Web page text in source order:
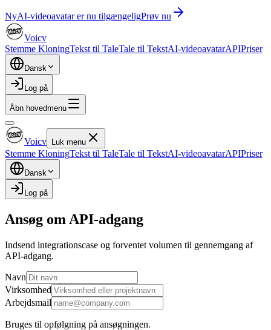
NyAI-videoavatar er nu tilgængeligPrøv nu
Voicv
Stemme KloningTekst til TaleTale til TekstAI-videoavatarAPIPriser
Dansk
Log på
Åbn hovedmenu
Voicv Luk menu
Stemme KloningTekst til TaleTale til TekstAI-videoavatarAPIPriser
Dansk
Log på
Ansøg om API-adgang
Indsend integrationscase og forventet volumen til gennemgang af
API-adgang.
Navn
Virksomhed
Arbejdsmail
Bruges til opfølgning på ansøgningen.